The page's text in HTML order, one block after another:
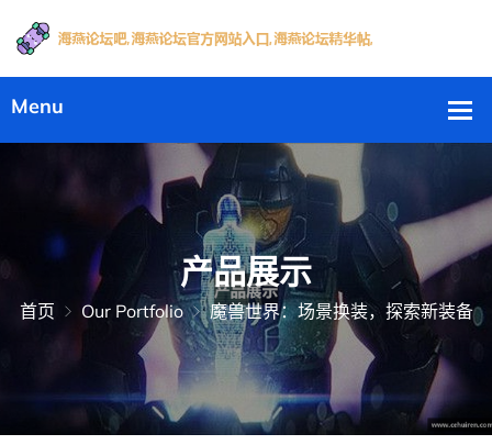
产品展示
首页 Our Portfolio 魔兽世界：场景换装，探索新装备